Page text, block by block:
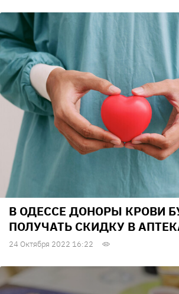
В ОДЕССЕ ДОНОРЫ КРОВИ
ПОЛУЧАТЬ СКИДКУ В
24 Октября 2022 16:22